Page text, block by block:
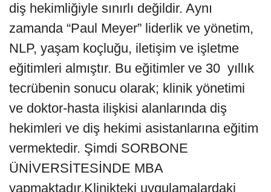
diş hekimliğiyle sınırlı değildir. Aynı
zamanda “Paul Meyer” liderlik ve yönetim,
NLP, yaşam koçluğu, iletişim ve işletme
eğitimleri almıştır. Bu eğitimler ve 30 yıllık
tecrübenin sonucu olarak; klinik yönetimi
ve doktor-hasta ilişkisi alanlarında diş
hekimleri ve diş hekimi asistanlarına eğitim
vermektedir. Şimdi SORBONE
ÜNİVERSİTESİNDE MBA
yapmaktadır.Klinikteki uygulamalardaki